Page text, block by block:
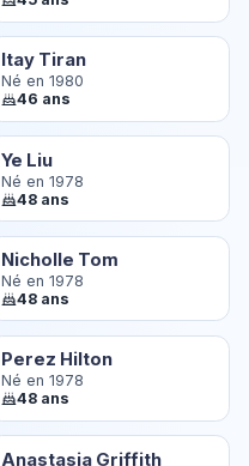
Itay Tiran
Né en 1980
46 ans
Ye Liu
Né en 1978
48 ans
Nicholle Tom
Né en 1978
48 ans
Perez Hilton
Né en 1978
48 ans
Anastasia Griffith